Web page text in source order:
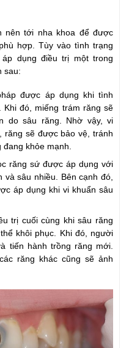
nên tới nha khoa để được
hợp. Tùy vào tình trạng
dụng điều trị một trong
sau:
được áp dụng khi tình
đó, miếng trám răng sẽ
do sâu răng. Nhờ vậy, vi
răng sẽ được bảo vệ, tránh
khỏe mạnh.
răng sứ được áp dụng với
sâu nhiều. Bên cạnh đó,
áp dụng khi vi khuẩn sâu
trị cuối cùng khi sâu răng
khôi phục. Khi đó, người
tiến hành trồng răng mới.
răng khác cũng sẽ ảnh